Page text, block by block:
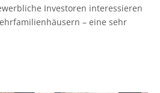
Investoren interessieren
– eine sehr